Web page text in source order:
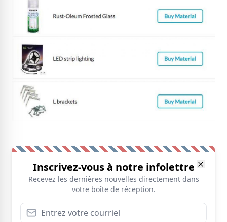
Inscrivez-vous à notre infolettre
Recevez les dernières nouvelles directement dans
votre boîte de réception.